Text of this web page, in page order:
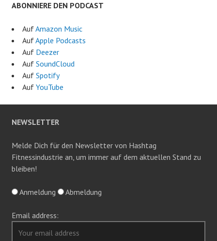
ABONNIERE DEN PODCAST
AufAmazon Music
AufApple Podcasts
Auf Deezer
Auf SoundCloud
Auf Spotify
Auf YouTube
NEWSLETTER
Melde Dich für den Newsletter von Hashtag
Fitnessindustrie an, um immer auf dem aktuellen Stand zu
bleiben!
Anmeldung Abmeldung
Email address: